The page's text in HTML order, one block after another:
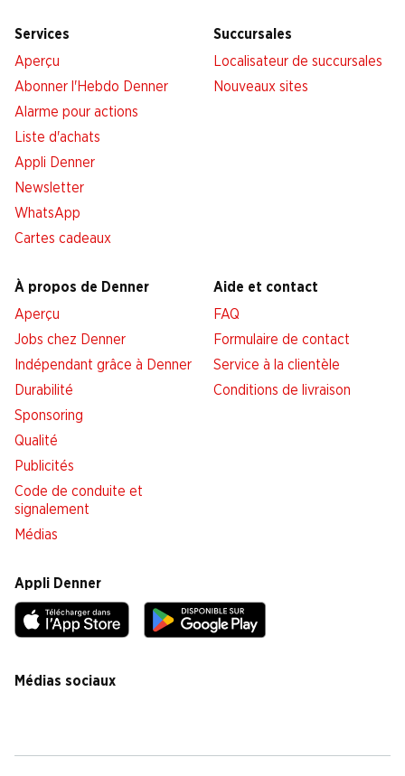
Services
Aperçu
Abonner l'Hebdo Denner
Alarme pour actions
Liste d'achats
Appli Denner
Newsletter
WhatsApp
Cartes cadeaux
Succursales
Localisateur de succursales
Nouveaux sites
À propos de Denner
Aperçu
Jobs chez Denner
Indépendant grâce à Denner
Durabilité
Sponsoring
Qualité
Publicités
Code de conduite et
signalement
Médias
Aide et contact
FAQ
Formulaire de contact
Service à la clientèle
Conditions de livraison
Appli Denner
Médias sociaux